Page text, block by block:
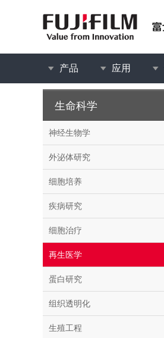
产品 应用
生命科学
神经生物学
外泌体研究
细胞培养
疾病研究
细胞治疗
再生医学
蛋白研究
组织透明化
生殖工程